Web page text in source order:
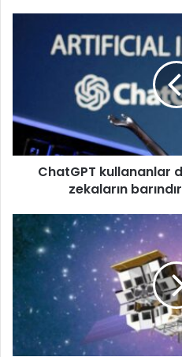
kullananlar
barındırdığı
büyük
ChatGPT kullananlar
zekaların
Çin,
uzaydaki
gizemli
çarpışmalar
için
"Istakoz
fırlatacak